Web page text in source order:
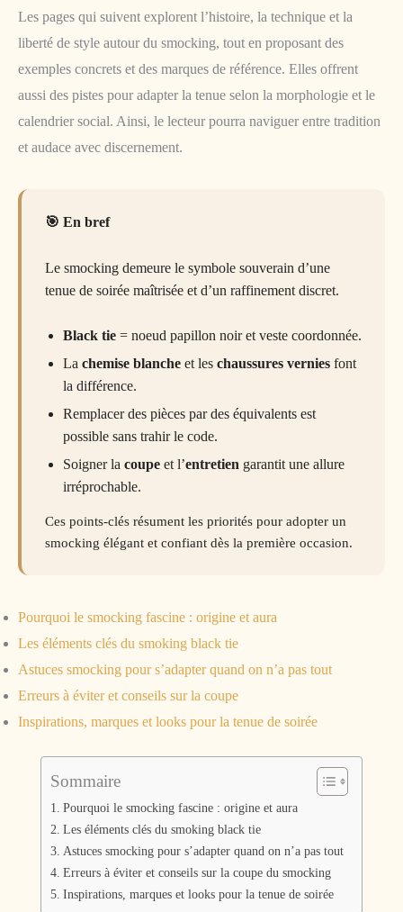
Les pages qui suivent explorent l’histoire, la technique et la
liberté de style autour du smocking, tout en proposant des
exemples concrets et des marques de référence. Elles offrent
aussi des pistes pour adapter la tenue selon la morphologie et le
calendrier social. Ainsi, le lecteur pourra naviguer entre tradition
et audace avec discernement.
En bref
Le smocking demeure le symbole souverain d’une
tenue de soirée maîtrisée et d’un raffinement discret.
Black tie = noeud papillon noir et veste coordonnée.
La chemise blanche et les chaussures vernies font
la différence.
Remplacer des pièces par des équivalents est
possible sans trahir le code.
Soigner la coupe et l’entretien garantit une allure
irréprochable.
Ces points-clés résument les priorités pour adopter un
smocking élégant et confiant dès la première occasion.
Pourquoi le smocking fascine : origine et aura
Les éléments clés du smoking black tie
Astuces smocking pour s’adapter quand on n’a pas tout
Erreurs à éviter et conseils sur la coupe
Inspirations, marques et looks pour la tenue de soirée
Sommaire
Pourquoi le smocking fascine : origine et aura
Les éléments clés du smoking black tie
Astuces smocking pour s’adapter quand on n’a pas tout
Erreurs à éviter et conseils sur la coupe du smocking
Inspirations, marques et looks pour la tenue de soirée